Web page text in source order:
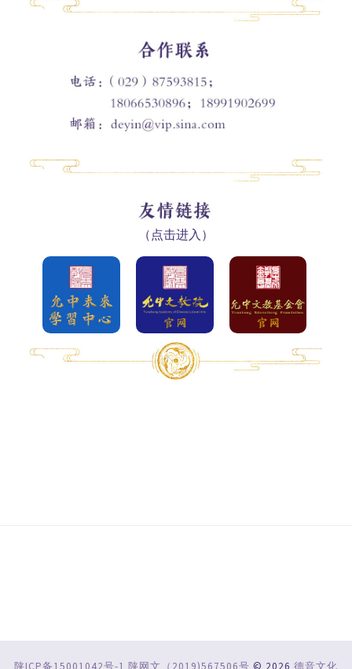
（点击进入）
陕ICP备15001042号-1 陕网文（2019)567506号 © 2026 德音文化